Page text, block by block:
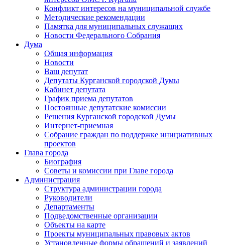
Конфликт интересов на муниципальной службе
Методические рекомендации
Памятка для муниципальных служащих
Новости Федерального Cобрания
Дума
Общая информация
Новости
Ваш депутат
Депутаты Курганской городской Думы
Кабинет депутата
График приема депутатов
Постоянные депутатские комиссии
Решения Курганской городской Думы
Интернет-приемная
Собрание граждан по поддержке инициативных
проектов
Глава города
Биография
Советы и комиссии при Главе города
Администрация
Структура администрации города
Руководители
Департаменты
Подведомственные организации
Объекты на карте
Проекты муниципальных правовых актов
Установленные формы обращений и заявлений